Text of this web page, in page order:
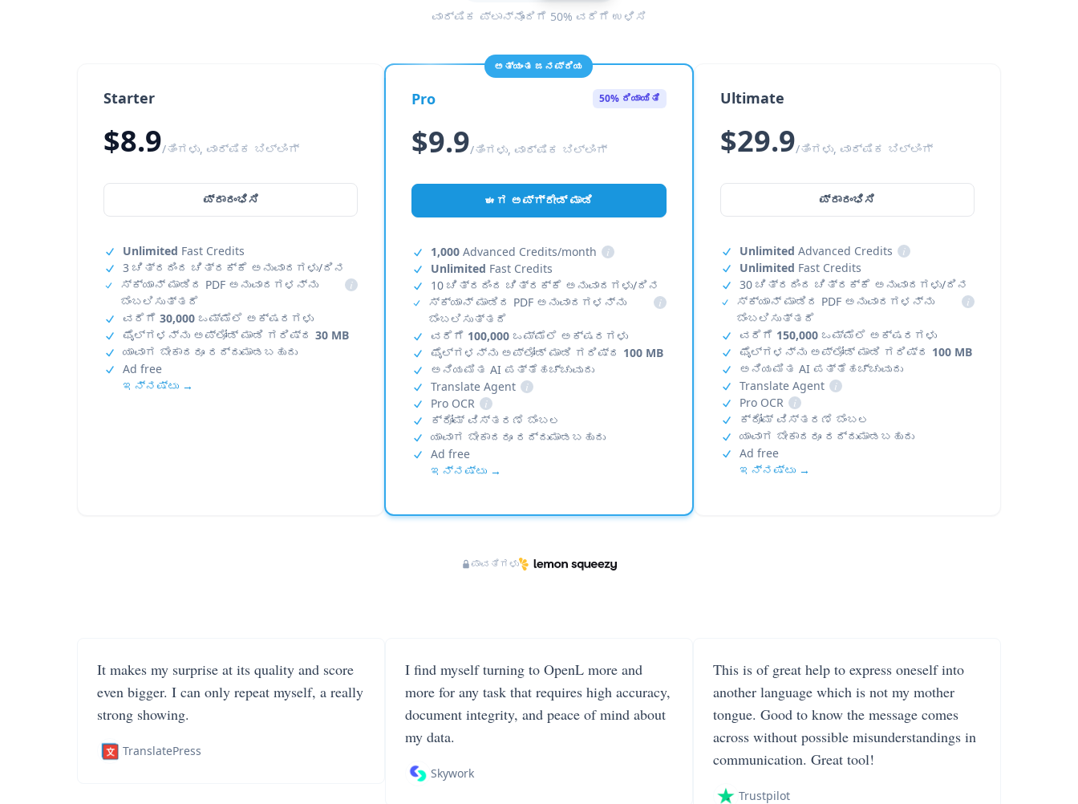
ವಾರ್ಷಿಕ ಪ್ಲಾನ್‌ನೊಂದಿಗೆ 50% ವರೆಗೆ ಉಳಿಸಿ
Starter
$8.9/ತಿಂಗಳು, ವಾರ್ಷಿಕ ಬಿಲ್ಲಿಂಗ್
ಪ್ರಾರಂಭಿಸಿ
Unlimited Fast Credits
3 ಚಿತ್ರದಿಂದ ಚಿತ್ರಕ್ಕೆ ಅನುವಾದಗಳು/ದಿನ
ಸ್ಕ್ಯಾನ್ ಮಾಡಿದ PDF ಅನುವಾದಗಳನ್ನು
ಬೆಂಬಲಿಸುತ್ತದೆ
i
ವರೆಗೆ 30,000 ಒಮ್ಮೆಲೆ ಅಕ್ಷರಗಳು
ಫೈಲ್‌ಗಳನ್ನು ಅಪ್‌ಲೋಡ್ ಮಾಡಿ ಗರಿಷ್ಠ 30 MB
ಯಾವಾಗ ಬೇಕಾದರೂ ರದ್ದುಮಾಡಬಹುದು
Ad free
ಇನ್ನಷ್ಟು →
ಅತ್ಯಂತ ಜನಪ್ರಿಯ
Pro 50% ರಿಯಾಯಿತಿ
$9.9/ತಿಂಗಳು, ವಾರ್ಷಿಕ ಬಿಲ್ಲಿಂಗ್
ಈಗ ಅಪ್‌ಗ್ರೇಡ್ ಮಾಡಿ
1,000 Advanced Credits/month
i
Unlimited Fast Credits
10 ಚಿತ್ರದಿಂದ ಚಿತ್ರಕ್ಕೆ ಅನುವಾದಗಳು/ದಿನ
ಸ್ಕ್ಯಾನ್ ಮಾಡಿದ PDF ಅನುವಾದಗಳನ್ನು
ಬೆಂಬಲಿಸುತ್ತದೆ
i
ವರೆಗೆ 100,000 ಒಮ್ಮೆಲೆ ಅಕ್ಷರಗಳು
ಫೈಲ್‌ಗಳನ್ನು ಅಪ್‌ಲೋಡ್ ಮಾಡಿ ಗರಿಷ್ಠ 100 MB
ಅನಿಯಮಿತ AI ಪತ್ತೆಹಚ್ಚುವುದು
Translate Agent
i
Pro OCR
i
ಕ್ರೋಮ್ ವಿಸ್ತರಣೆ ಬೆಂಬಲ
ಯಾವಾಗ ಬೇಕಾದರೂ ರದ್ದುಮಾಡಬಹುದು
Ad free
ಇನ್ನಷ್ಟು →
Ultimate
$29.9/ತಿಂಗಳು, ವಾರ್ಷಿಕ ಬಿಲ್ಲಿಂಗ್
ಪ್ರಾರಂಭಿಸಿ
Unlimited Advanced Credits
i
Unlimited Fast Credits
30 ಚಿತ್ರದಿಂದ ಚಿತ್ರಕ್ಕೆ ಅನುವಾದಗಳು/ದಿನ
ಸ್ಕ್ಯಾನ್ ಮಾಡಿದ PDF ಅನುವಾದಗಳನ್ನು
ಬೆಂಬಲಿಸುತ್ತದೆ
i
ವರೆಗೆ 150,000ಒಮ್ಮೆಲೆ ಅಕ್ಷರಗಳು
ಫೈಲ್‌ಗಳನ್ನು ಅಪ್‌ಲೋಡ್ ಮಾಡಿ ಗರಿಷ್ಠ 100 MB
ಅನಿಯಮಿತ AI ಪತ್ತೆಹಚ್ಚುವುದು
Translate Agent
i
Pro OCR
i
ಕ್ರೋಮ್ ವಿಸ್ತರಣೆ ಬೆಂಬಲ
ಯಾವಾಗ ಬೇಕಾದರೂ ರದ್ದುಮಾಡಬಹುದು
Ad free
ಇನ್ನಷ್ಟು →
ಪಾವತಿಗಳು
It makes my surprise at its quality and score
even bigger. I can only repeat myself, a really
strong showing.
TranslatePress
I find myself turning to OpenL more and
more for any task that requires high accuracy,
document integrity, and peace of mind about
my data.
Skywork
This is of great help to express oneself into
another language which is not my mother
tongue. Good to know the message comes
across without possible misunderstandings in
communication. Great tool!
Trustpilot